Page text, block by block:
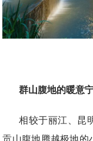
群山腹地的暖意
相较于丽江、昆
贡山腹地腾越极地的